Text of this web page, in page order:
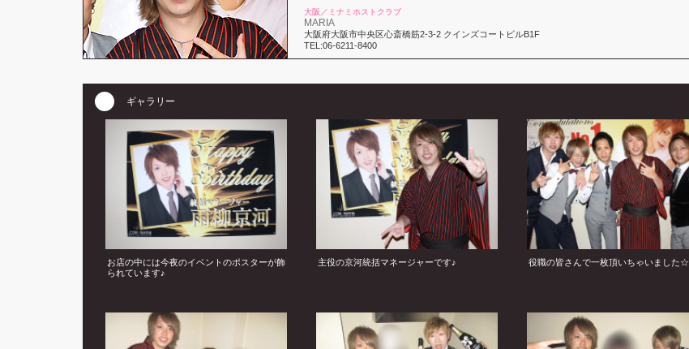
大阪／ミナミホストクラブ
MARIA
大阪府大阪市中央区心斎橋筋2-3-2 クインズコートビルB1F
TEL:06-6211-8400
ギャラリー
お店の中には今夜のイベントのポスターが飾
られています♪
主役の京河統括マネージャーです♪ 役職の皆さんで一枚頂いちゃいました☆